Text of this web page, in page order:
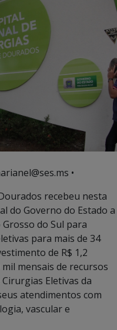
•
recebeu nesta
do Governo do Estado a
do Sul para
para mais de 34
de R$ 1,2
mensais de recursos
Eletivas da
atendimentos com
vascular e